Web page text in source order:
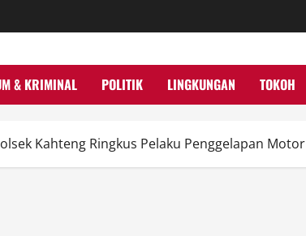
& KRIMINAL POLITIK LINGKUNGAN TOKOH
Kahteng Ringkus Pelaku Penggelapan Motor